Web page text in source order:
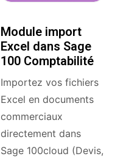
Module import
Excel dans Sage
100 Comptabilité
Importez vos fichiers
Excel en documents
commerciaux
directement dans
Sage 100cloud (Devis,